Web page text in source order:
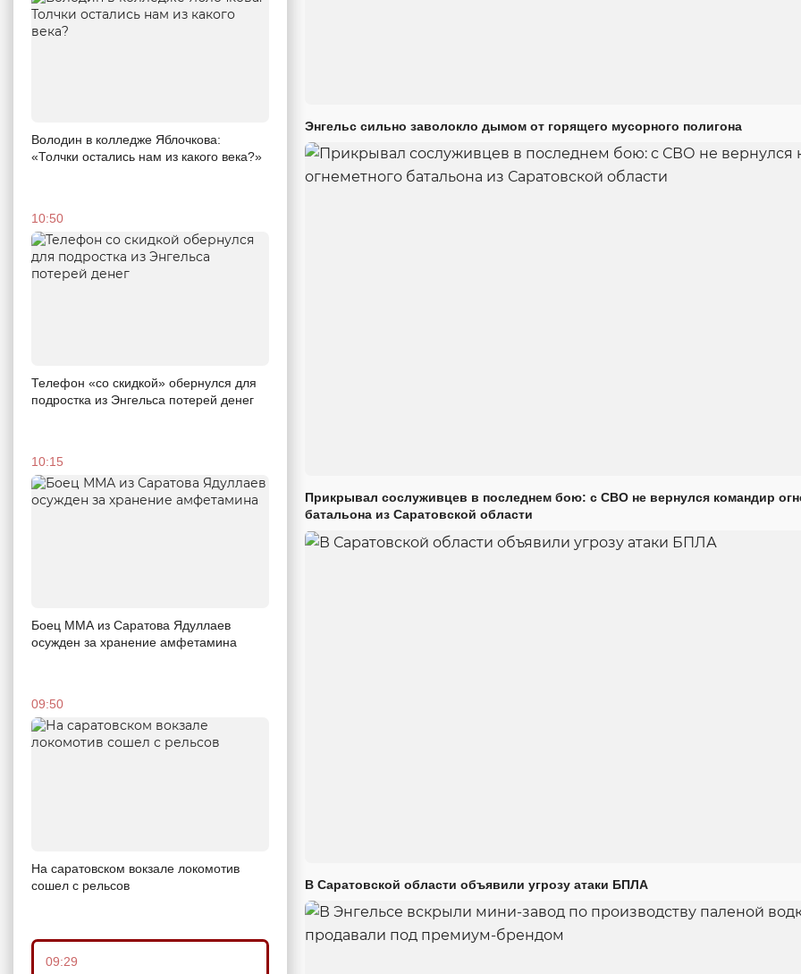
Володин в колледже Яблочкова:
«Толчки остались нам из какого века?»
10:50
Телефон «со скидкой» обернулся для
подростка из Энгельса потерей денег
10:15
Боец ММА из Саратова Ядуллаев
осужден за хранение амфетамина
09:50
На саратовском вокзале локомотив
сошел с рельсов
09:29
Энгельс сильно заволокло дымом от горящего мусорного полигона
Прикрывал сослуживцев в последнем бою: с СВО не вернулся командир
батальона из Саратовской области
В Саратовской области объявили угрозу атаки БПЛА